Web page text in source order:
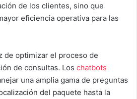
de los clientes, sino que
eficiencia operativa para las
de optimizar el proceso de
de consultas. Los chatbots
una amplia gama de preguntas
del paquete hasta la